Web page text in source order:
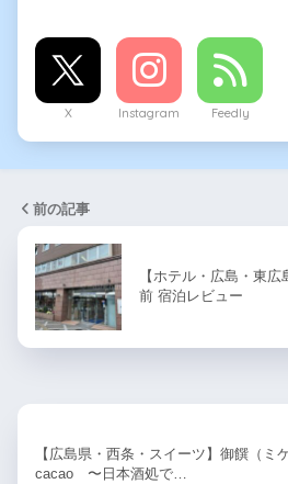
X Instagram Feedly
前の記事
【ホテル・広島・東
前 宿泊レビュー
【広島県・西条・スイーツ】御饌（ミケ
cacao 〜日本酒処で…